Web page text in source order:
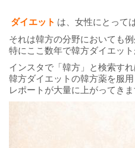
ダイエット は、女性にとって
それは韓方の分野においても例
特にここ数年で韓方ダイエット
インスタで「韓方」と検索すれ
韓方ダイエットの韓方薬を服
レポートが大量に上がってきま